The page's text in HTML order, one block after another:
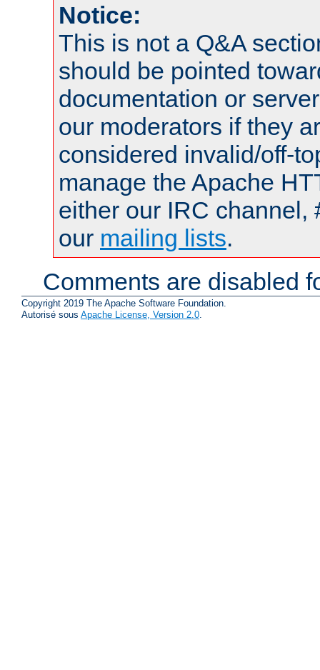
Notice:
This is not a Q&A
should be pointed
documentation or
our moderators if they
considered invalid/off-
manage the Apache
either our IRC channel,
our mailing lists.
Comments are disabled
Copyright 2019 The Apache Software Foundation.
Autorisé sous Apache License, Version 2.0.